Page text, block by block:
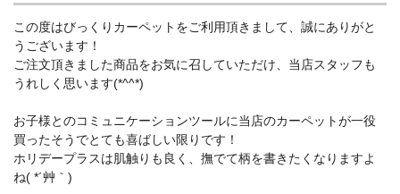
この度はびっくりカーペットをご利用頂きまして、誠にありがと
うございます！
ご注文頂きました商品をお気に召していただけ、当店スタッフも
うれしく思います(*^^*)
お子様とのコミュニケーションツールに当店のカーペットが一役
買ったそうでとても喜ばしい限りです！
ホリデープラスは肌触りも良く、撫でて柄を書きたくなりますよ
ね( *´艸｀)